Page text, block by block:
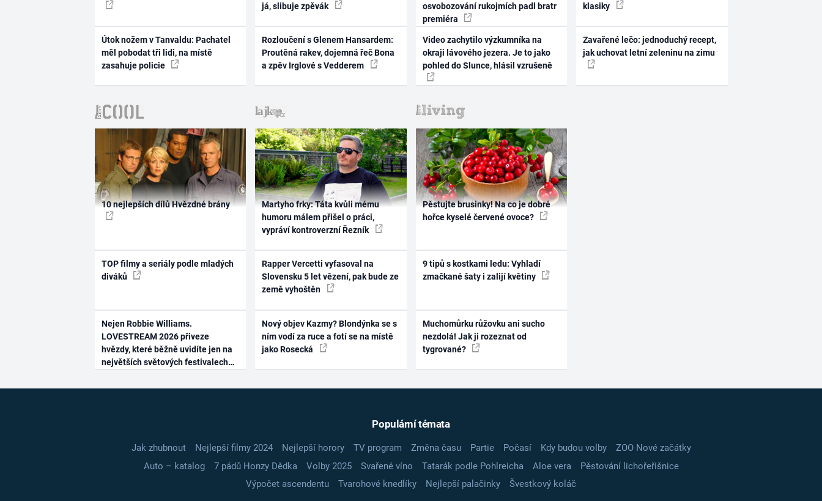
Útok nožem v Tanvaldu: Pachatel
měl pobodat tři lidi, na místě
zasahuje policie
já, slibuje zpěvák
Rozloučení s Glenem Hansardem:
Proutěná rakev, dojemná řeč Bona
a zpěv Irglové s Vedderem
osvobozování rukojmích padl bratr
premiéra
Video zachytilo výzkumníka na
okraji lávového jezera. Je to jako
pohled do Slunce, hlásil vzrušeně
klasiky
Zavařené lečo: jednoduchý recept,
jak uchovat letní zeleninu na zimu
10 nejlepších dílů Hvězdné brány
TOP filmy a seriály podle mladých
diváků
Nejen Robbie Williams.
LOVESTREAM 2026 přiveze
hvězdy, které běžně uvidíte jen na
největších světových festivalech
Martyho frky: Táta kvůli mému
humoru málem přišel o práci,
vypráví kontroverzní Řezník
Rapper Vercetti vyfasoval na
Slovensku 5 let vězení, pak bude ze
země vyhoštěn
Nový objev Kazmy? Blondýnka se s
ním vodí za ruce a fotí se na místě
jako Rosecká
Pěstujte brusinky! Na co je dobré
hořce kyselé červené ovoce?
9 tipů s kostkami ledu: Vyhladí
zmačkané šaty i zalijí květiny
Muchomůrku růžovku ani sucho
nezdolá! Jak ji rozeznat od
tygrované?
Populární témata
Jak zhubnout Nejlepší filmy 2024 Nejlepší horory TV program Změna času Partie Počasí Kdy budou volby
ZOO Nové začátky
Auto – katalog
7 pádů Honzy Dědka Volby 2025 Svařené víno Tatarák podle Pohlreicha Aloe vera
Pěstování lichořeřišnice
Výpočet ascendentu
Tvarohové knedlíky Nejlepší palačinky Švestkový koláč